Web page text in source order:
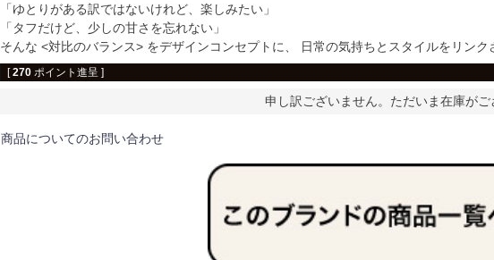
「ゆとりがある訳ではないけれど、楽しみたい」
「タフだけど、少しの甘さを忘れない」
そんな <対比のバランス> をデザインコンセプトに、 日常の気持ちとスタイルをリンク
[ 270 ポイント進呈 ]
申し訳ございません。ただいま在庫が
商品についてのお問い合わせ